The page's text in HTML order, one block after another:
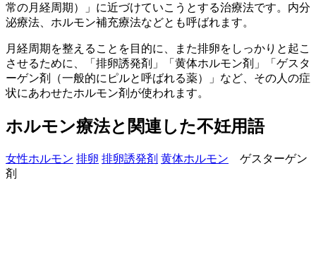
常の月経周期）」に近づけていこうとする治療法です。内分
泌療法、ホルモン補充療法などとも呼ばれます。
月経周期を整えることを目的に、また排卵をしっかりと起こ
させるために、「排卵誘発剤」「黄体ホルモン剤」「ゲスタ
ーゲン剤（一般的にピルと呼ばれる薬）」など、その人の症
状にあわせたホルモン剤が使われます。
ホルモン療法と関連した不妊用語
女性ホルモン 排卵 排卵誘発剤 黄体ホルモン ゲスターゲン
剤